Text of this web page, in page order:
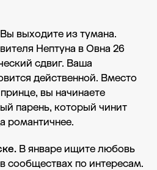
Вы выходите из тумана.
Нептуна в Овна 26
сдвиг. Ваша
действенной. Вместо
вы начинаете
парень, который чинит
романтичнее.
В январе ищите любовь
сообществах по интересам.